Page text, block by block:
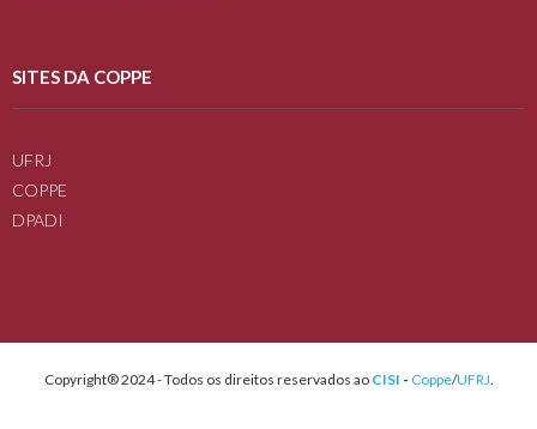
SITES DA COPPE
UFRJ
COPPE
DPADI
Copyright® 2024 - Todos os direitos reservados ao CISI - Coppe/UFRJ.